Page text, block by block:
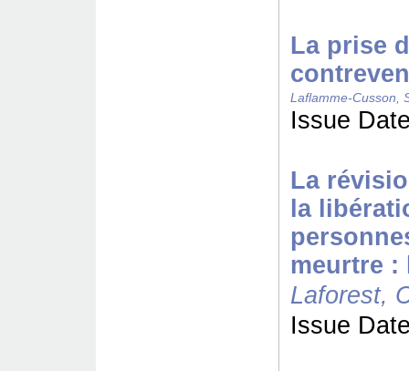
La prise
Laflamme-Cusson,
Issue
La
la
meurtre :
Laforest,
Issue